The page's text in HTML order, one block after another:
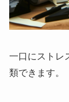
一口にストレ
類できます。